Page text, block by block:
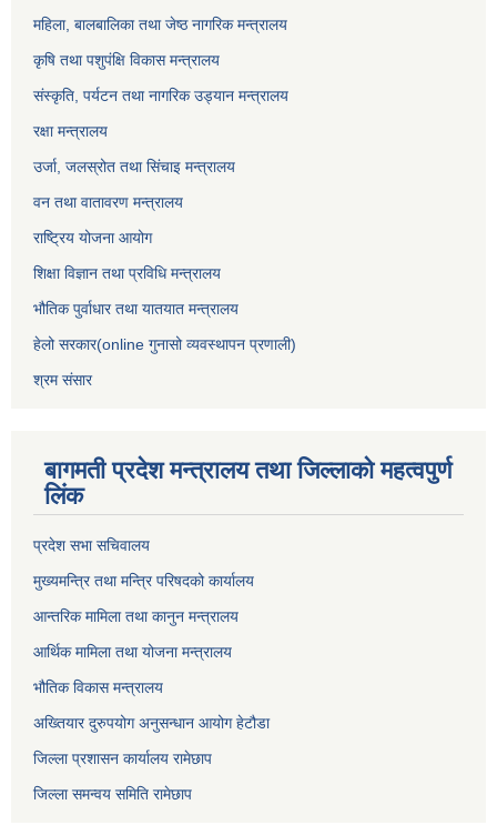
महिला, बालबालिका तथा जेष्ठ नागरिक मन्त्रालय
कृषि तथा पशुपंक्षि विकास मन्त्रालय
संस्कृति, पर्यटन तथा नागरिक उड्‍यान मन्त्रालय
रक्षा मन्त्रालय
उर्जा, जलस्रोत तथा सिंचाइ मन्त्रालय
वन तथा वातावरण मन्त्रालय
राष्ट्रिय योजना आयोग
शिक्षा विज्ञान तथा प्रविधि मन्त्रालय
भौतिक पुर्वाधार तथा यातयात मन्त्रालय
हेलो सरकार(online गुनासो व्यवस्थापन प्रणाली)
श्रम संसार
बागमती प्रदेश मन्त्रालय तथा जिल्लाको महत्वपुर्ण
लिंक
प्रदेश सभा सचिवालय
मुख्यमन्त्रि तथा मन्त्रि परिषदको कार्यालय
आन्तरिक मामिला तथा कानुन मन्त्रालय
आर्थिक मामिला तथा योजना मन्त्रालय
भौतिक विकास मन्त्रालय
अख्तियार दुरुपयोग अनुसन्धान आयोग हेटौडा
जिल्ला प्रशासन कार्यालय रामेछाप
जिल्ला समन्वय समिति रामेछाप